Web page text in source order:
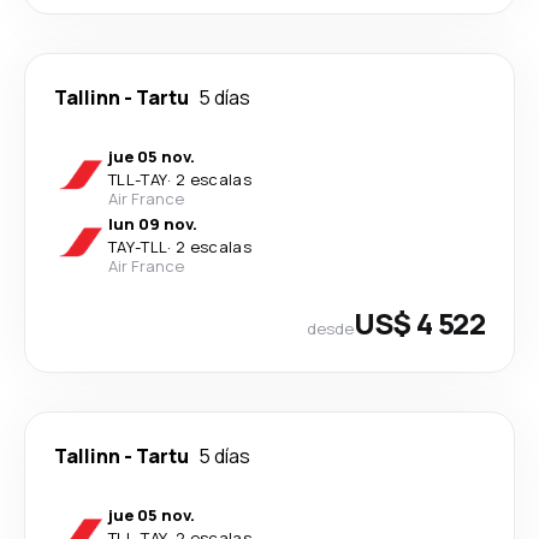
Tallinn - Tartu 5 días
jue 05 nov.
TLL-TAY· 2 escalas
Air France
lun 09 nov.
TAY-TLL· 2 escalas
Air France
desdeUS$ 4 522
Tallinn - Tartu 5 días
jue 05 nov.